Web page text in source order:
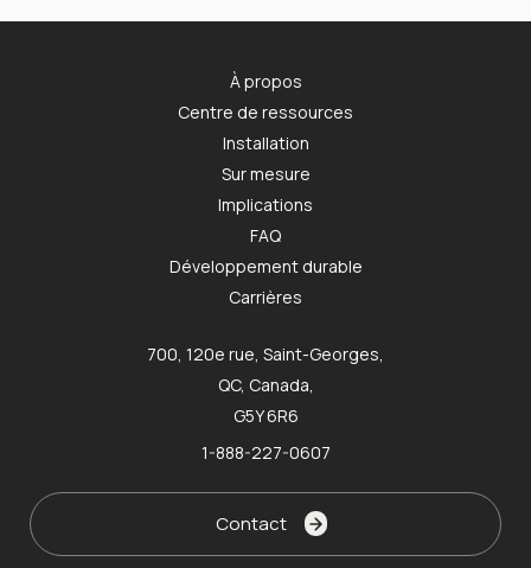
À propos
Centre de ressources
Installation
Sur mesure
Implications
FAQ
Développement durable
Carrières
700, 120e rue, Saint-Georges,
QC, Canada,
G5Y 6R6
1-888-227-0607
Contact